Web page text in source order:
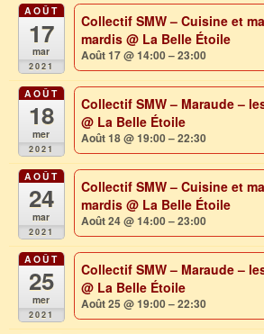
AOÛT
17
mar
2021
Collectif SMW – Cuisine et
mardis@ La Belle Étoile
Août 17 @ 14:00 – 23:00
AOÛT
18
mer
2021
Collectif SMW – Maraude –
@ La Belle Étoile
Août 18 @ 19:00 – 22:30
AOÛT
24
mar
2021
Collectif SMW – Cuisine et
mardis@ La Belle Étoile
Août 24 @ 14:00 – 23:00
AOÛT
25
mer
2021
Collectif SMW – Maraude –
@ La Belle Étoile
Août 25 @ 19:00 – 22:30